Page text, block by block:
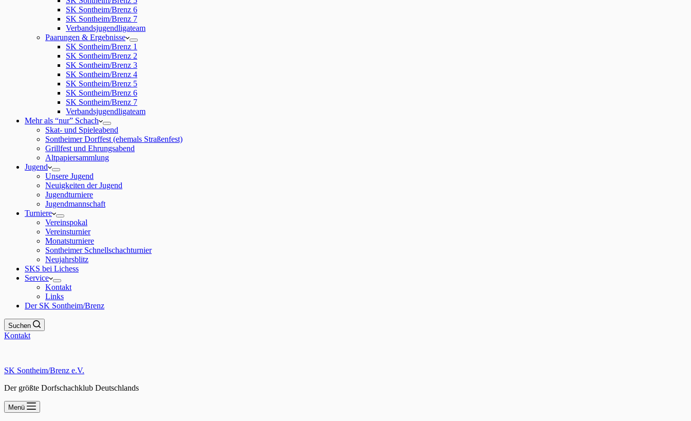
SK Sontheim/Brenz 6
SK Sontheim/Brenz 7
Verbandsjugendligateam
Paarungen & Ergebnisse
SK Sontheim/Brenz 1
SK Sontheim/Brenz 2
SK Sontheim/Brenz 3
SK Sontheim/Brenz 4
SK Sontheim/Brenz 5
SK Sontheim/Brenz 6
SK Sontheim/Brenz 7
Verbandsjugendligateam
Mehr als “nur” Schach
Skat- und Spieleabend
Sontheimer Dorffest (ehemals Straßenfest)
Grillfest und Ehrungsabend
Altpapiersammlung
Jugend
Unsere Jugend
Neuigkeiten der Jugend
Jugendturniere
Jugendmannschaft
Turniere
Vereinspokal
Vereinsturnier
Monatsturniere
Sontheimer Schnellschachturnier
Neujahrsblitz
SKS bei Lichess
Service
Kontakt
Links
Der SK Sontheim/Brenz
Suchen
Kontakt
SK Sontheim/Brenz e.V.
Der größte Dorfschachklub Deutschlands
Menü